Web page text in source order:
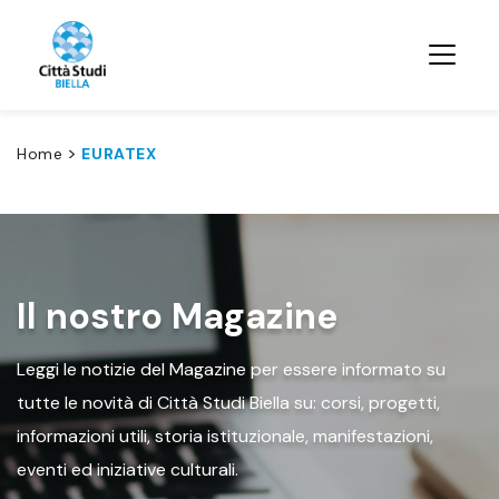
Home > EURATEX
Il nostro Magazine
Leggi le notizie del Magazine per essere informato su
tutte le novità di Città Studi Biella su: corsi, progetti,
informazioni utili, storia istituzionale, manifestazioni,
eventi ed iniziative culturali.